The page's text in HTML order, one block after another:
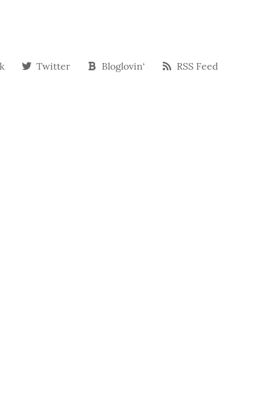
Twitter Bloglovin‘ RSS Feed